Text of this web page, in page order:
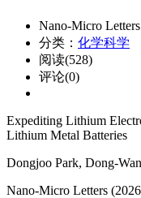
Nano-Micro
分类： 化学科学
阅读(528)
评论(0)
Expediting Lithium
Lithium Metal Batteries
Dongjoo Park, Dong-
Nano-Micro Letters